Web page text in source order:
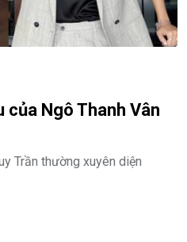
Ngô Thanh Vân
Trần thường xuyên diện